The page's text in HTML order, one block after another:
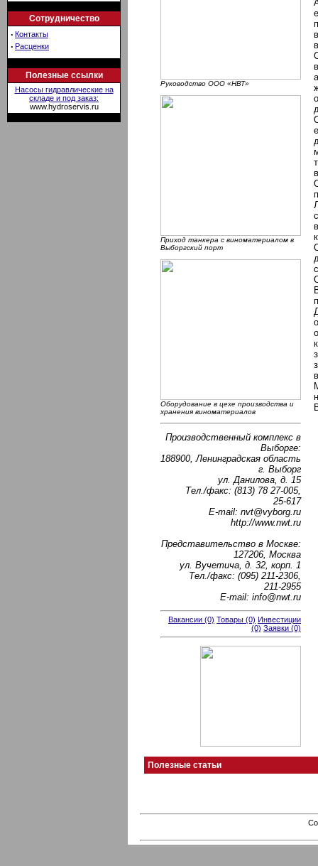
Сотрудничество
· Контакты
· Расценки
Полезные ссылки
Насосы гидравлические на
складе и под заказ:
www.hydroservis.ru
Руководствo ООО «НВТ»
Приход танкера с виноматериалом в
Выборгский порт
Оборудование в цехе производства и
хранения виноматериалов
Производственный комплекс в
Выборге:
188900, Ленинградская область
г. Выборг
ул. Данилова, д. 15
Тел./факс: (813) 78 27-005,
25-617
Е-mail: nvt@vyborg.ru
http://www.nwt.ru
Представительство в Москве:
127206, Москва
ул. Вучетича, д. 32, корп. 1
Тел./факс: (095) 211-2306,
211-2955
Е-mail: info@nwt.ru
Вакансии (0) Товары (0) Инвестиции
(0) Заявки (0)
Полезные статьи